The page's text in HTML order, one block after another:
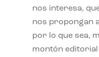
nos interesa,
nos propongan
por lo que sea,
montón editorial